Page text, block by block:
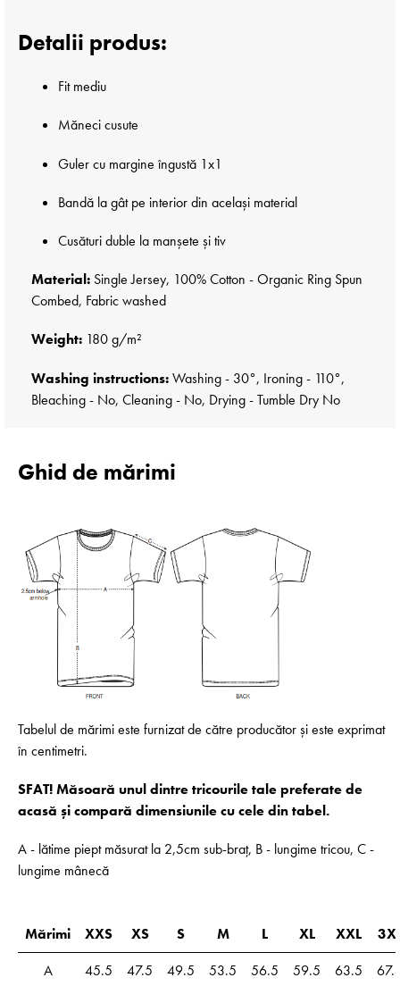
Detalii produs:
Fit mediu
Măneci cusute
Guler cu margine îngustă 1x1
Bandă la gât pe interior din același material
Cusături duble la manșete și tiv
Material: Single Jersey, 100% Cotton - Organic Ring Spun
Combed, Fabric washed
Weight: 180 g/m²
Washing instructions:Washing - 30°, Ironing - 110°,
Bleaching - No, Cleaning - No, Drying - Tumble Dry No
Ghid de mărimi
Tabelul de mărimi este furnizat de către producător și este exprimat
în centimetri.
SFAT! Măsoară unul dintre tricourile tale preferate de
acasă și compară dimensiunile cu cele din tabel.
A - lătime piept măsurat la 2,5cm sub-braț, B - lungime tricou, C -
lungime mânecă
Mărimi XXS XS S M L XL XXL
A
45.5 47.5 49.5 53.5 56.5 59.5 63.5